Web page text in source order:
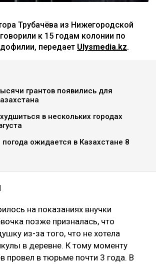
Трубачёва из Нижегородской
к 15 годам колонии по
передает Ulysmedia.kz.
грантов появились для
в нескольких городах
ожидается в Казахстане 8
на показаниях внучки
позже призналась, что
из-за того, что не хотела
в деревне. К тому моменту
провел в тюрьме почти 3 года. В